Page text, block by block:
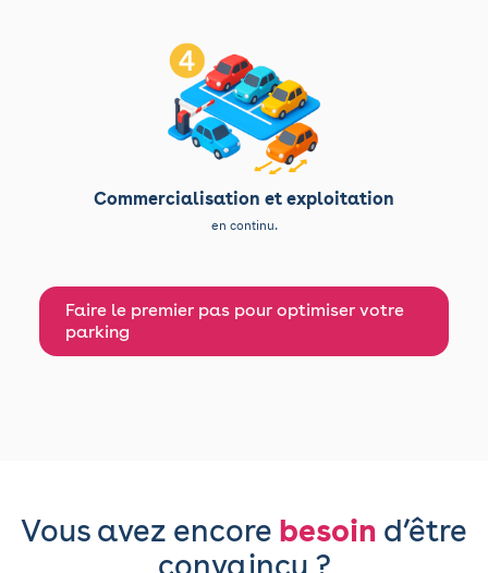
Commercialisation et exploitation
en continu.
Faire le premier pas pour optimiser votre
parking
Vous avez encore besoin d’être
convaincu ?